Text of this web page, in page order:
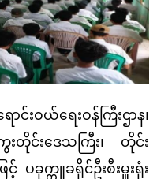
ဝယ်ရေးဝန်ကြီးဌာန၊
ေးတိုင်းဒေသကြီး၊ တိုင်း
ပခုက္ကူခရိုင်ဦးစီးမှူးရုံး